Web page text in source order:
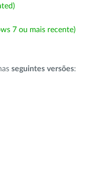
7 ou mais recente)
seguintes versões: